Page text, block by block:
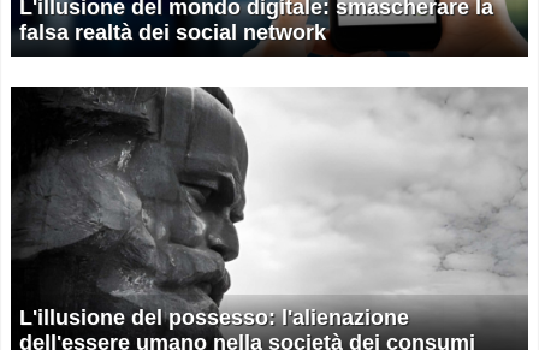
L'illusione del mondo digitale: smascherare la
falsa realtà dei social network
L'illusione del possesso: l'alienazione
dell'essere umano nella società dei consumi